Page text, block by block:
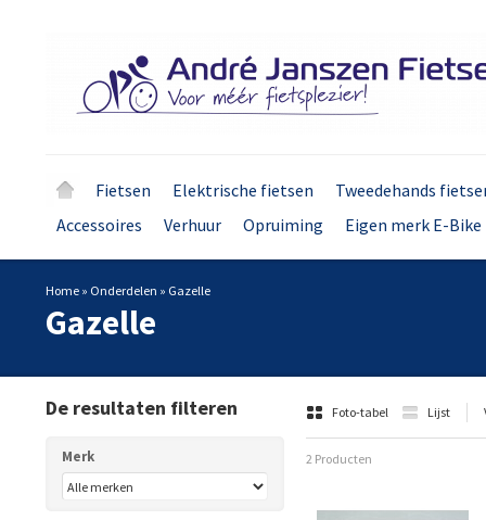
Fietsen Elektrische fietsen
Tweedehands
Accessoires
Verhuur Opruiming Eigen merk E-
Home » Onderdelen » Gazelle
Gazelle
Foto-tabel Lijst
2 Producten
De resultaten filteren
Merk